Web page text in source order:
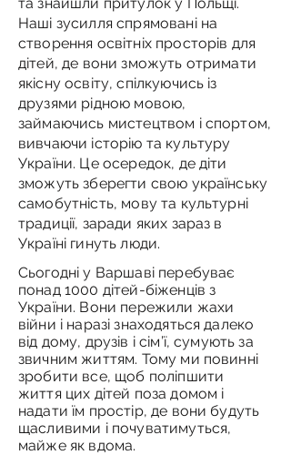
Наші зусилля спрямовані на
створення освітніх просторів для
дітей, де вони зможуть отримати
якісну освіту, спілкуючись із
друзями рідною мовою,
займаючись мистецтвом і спортом,
вивчаючи історію та культуру
України. Це осередок, де діти
зможуть зберегти свою українську
самобутність, мову та культурні
традиції, заради яких зараз в
Україні гинуть люди.
Сьогодні у Варшаві перебуває
понад 1000 дітей-біженців з
України. Вони пережили жахи
війни і наразі знаходяться далеко
від дому, друзів і сім’ї, сумують за
звичним життям. Тому ми повинні
зробити все, щоб поліпшити
життя цих дітей поза домом і
надати їм простір, де вони будуть
щасливими і почуватимуться,
майже як вдома.